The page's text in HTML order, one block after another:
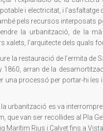
i electricitat, i
pels recursos interposats
la urbanització, de la
xalets, l’arquitecte dels quals
la restauració de l’ermita de
1860, arran de la
una processó per portar-hi les
la urbanització es va
que van ser recollides al Pla
Marítim Rius i Calvet fins a